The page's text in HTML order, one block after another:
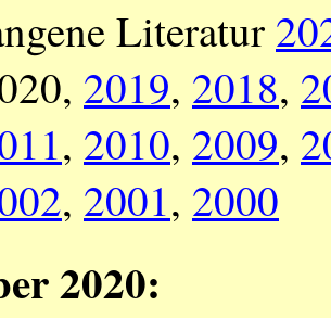
Literatur
2019, 2018,
, 2010, 2009,
, 2001, 2000
2020: